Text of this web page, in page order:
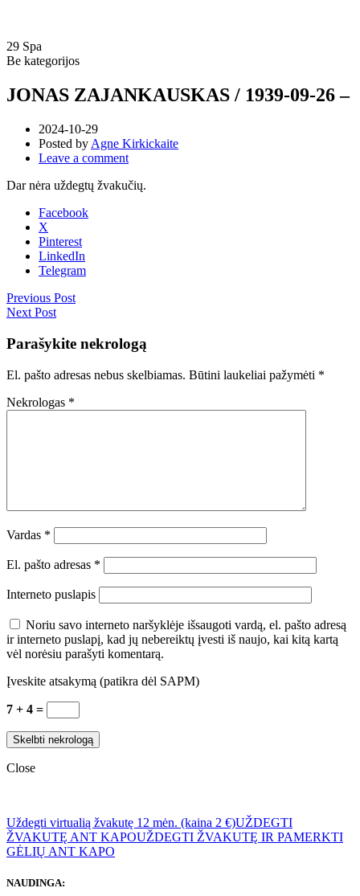
29 Spa
Be kategorijos
JONAS ZAJANKAUSKAS / 1939-09-26 –
2024-10-29
Posted by Agne Kirkickaite
Leave a comment
Dar nėra uždegtų žvakučių.
Facebook
X
Pinterest
LinkedIn
Telegram
Previous Post
Next Post
Parašykite nekrologą
El. pašto adresas nebus skelbiamas. Būtini laukeliai pažymėti *
Nekrologas *
Vardas *
El. pašto adresas *
Interneto puslapis
Noriu savo interneto naršyklėje išsaugoti vardą, el. pašto adresą
ir interneto puslapį, kad jų nebereiktų įvesti iš naujo, kai kitą kartą
vėl norėsiu parašyti komentarą.
Įveskite atsakymą (patikra dėl SAPM)
7 + 4 =
Close
Uždegti virtualią žvakutę 12 mėn. (kaina 2 €)UŽDEGTI
ŽVAKUTĘ ANT KAPOUŽDEGTI ŽVAKUTĘ IR PAMERKTI
GĖLIŲ ANT KAPO
NAUDINGA: